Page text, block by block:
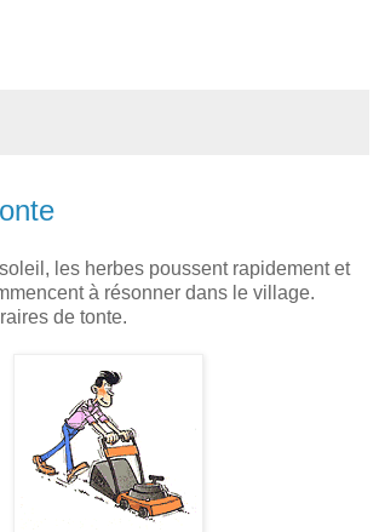
les herbes poussent rapidement et
à résonner dans le village.
de tonte.